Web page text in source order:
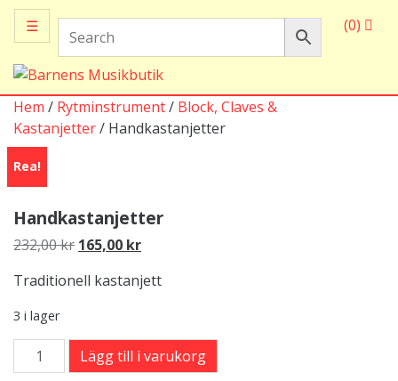
☰ (0)
Hem / Rytminstrument/ Block, Claves &
Kastanjetter/ Handkastanjetter
Rea!
Handkastanjetter
232,00kr Det
priset
165,00 krDet
priset
Traditionell kastanjett
3 i lager
Handkastanjetter
mängd
Lägg till i varukorg